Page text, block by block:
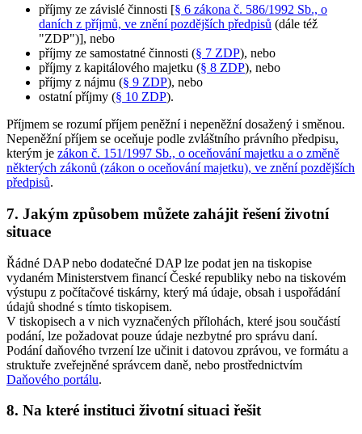
příjmy ze závislé činnosti [§ 6 zákona č. 586/1992 Sb., o
daních z příjmů, ve znění pozdějších předpisů (dále též
"ZDP")], nebo
příjmy ze samostatné činnosti (§ 7 ZDP), nebo
příjmy z kapitálového majetku (§ 8 ZDP), nebo
příjmy z nájmu (§ 9 ZDP), nebo
ostatní příjmy (§ 10 ZDP).
Příjmem se rozumí příjem peněžní i nepeněžní dosažený i směnou.
Nepeněžní příjem se oceňuje podle zvláštního právního předpisu,
kterým je zákon č. 151/1997 Sb., o oceňování majetku a o změně
některých zákonů (zákon o oceňování majetku), ve znění pozdějších
předpisů.
7. Jakým způsobem můžete zahájit řešení životní
situace
Řádné DAP nebo dodatečné DAP lze podat jen na tiskopise
vydaném Ministerstvem financí České republiky nebo na tiskovém
výstupu z počítačové tiskárny, který má údaje, obsah i uspořádání
údajů shodné s tímto tiskopisem.
V tiskopisech a v nich vyznačených přílohách, které jsou součástí
podání, lze požadovat pouze údaje nezbytné pro správu daní.
Podání daňového tvrzení lze učinit i datovou zprávou, ve formátu a
struktuře zveřejněné správcem daně, nebo prostřednictvím
Daňového portálu.
8. Na které instituci životní situaci řešit